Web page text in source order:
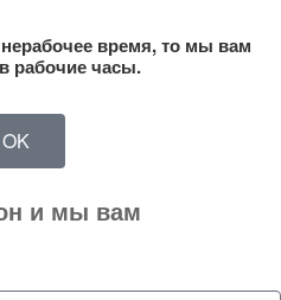
время, то мы вам
рабочие часы.
OK
и мы вам